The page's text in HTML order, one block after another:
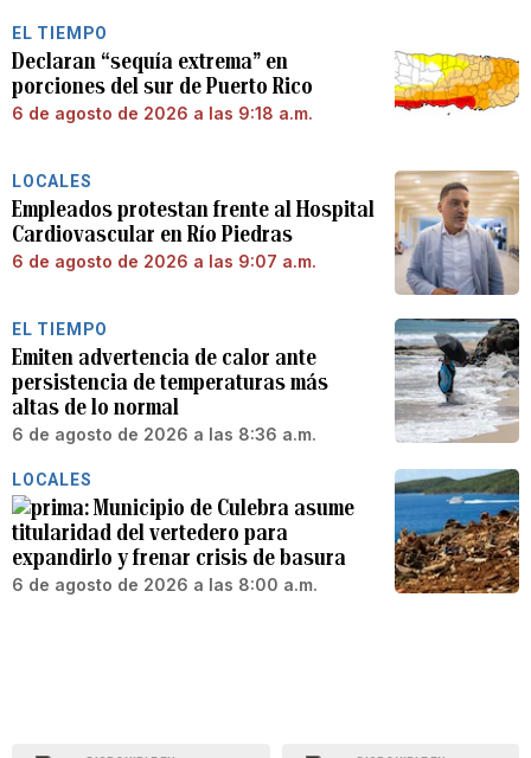
EL TIEMPO
Declaran “sequía extrema” en
porciones del sur de Puerto Rico
6 de agosto de 2026 a las 9:18 a.m.
LOCALES
Empleados protestan frente al Hospital
Cardiovascular en Río Piedras
6 de agosto de 2026 a las 9:07 a.m.
EL TIEMPO
Emiten advertencia de calor ante
persistencia de temperaturas más
altas de lo normal
6 de agosto de 2026 a las 8:36 a.m.
LOCALES
Municipio de Culebra asume
titularidad del vertedero para
expandirlo y frenar crisis de basura
6 de agosto de 2026 a las 8:00 a.m.